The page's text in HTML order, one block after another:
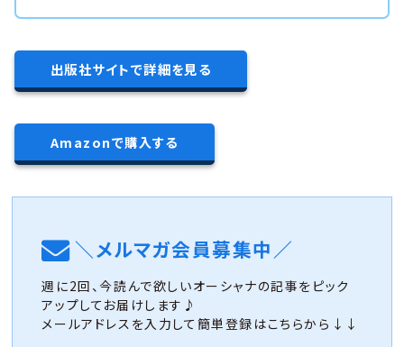
出版社サイトで詳細を見る
Amazonで購入する
＼メルマガ会員募集中／
週に2回、今読んで欲しいオーシャナの記事をピック
アップしてお届けします♪
メールアドレスを入力して簡単登録はこちらから↓↓